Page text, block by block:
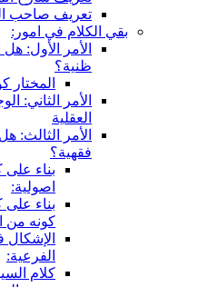
تعريف صاحب
بقي الكلام في امور:
الأمر الأول: هل
ظنية؟
المختار
الأمر الثاني:
العقلية
الأمر الثالث:
فقهية؟
بناء على
اصولية:
بناء على
كونه من
الإشكال
الفرعية:
كلام السيد